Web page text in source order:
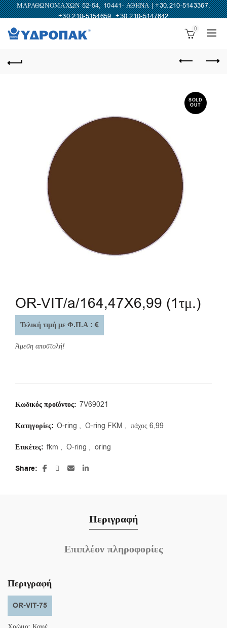
ΜΑΡΑΘΩΝΟΜΑΧΩΝ 52-54, 10441- ΑΘΗΝΑ |+30.210-5143367,
+30.210-5154659,+30.210-5147842
0
SOLD
OUT
OR-VIT/a/164,47X6,99 (1τμ.)
Τελική τιμή με Φ.Π.Α : €
Άμεση αποστολή!
Κωδικός προϊόντος: 7V69021
Κατηγορίες: O-ring , O-ring FKM , πάχος 6,99
Ετικέτες: fkm , O-ring , oring
Share
Περιγραφή
Επιπλέον πληροφορίες
Περιγραφή
OR-VIT-75